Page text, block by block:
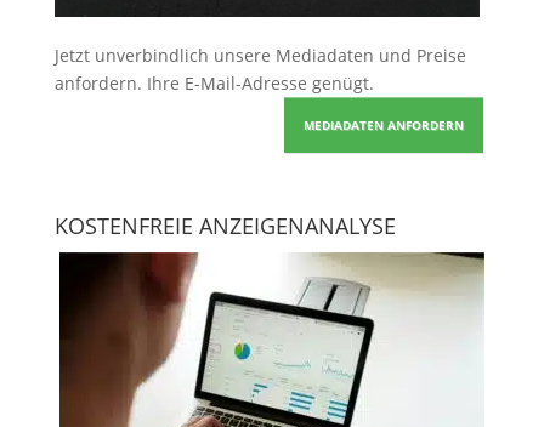
Jetzt unverbindlich unsere Mediadaten und Preise
anfordern. Ihre E-Mail-Adresse genügt.
MEDIADATEN ANFORDERN
KOSTENFREIE ANZEIGENANALYSE